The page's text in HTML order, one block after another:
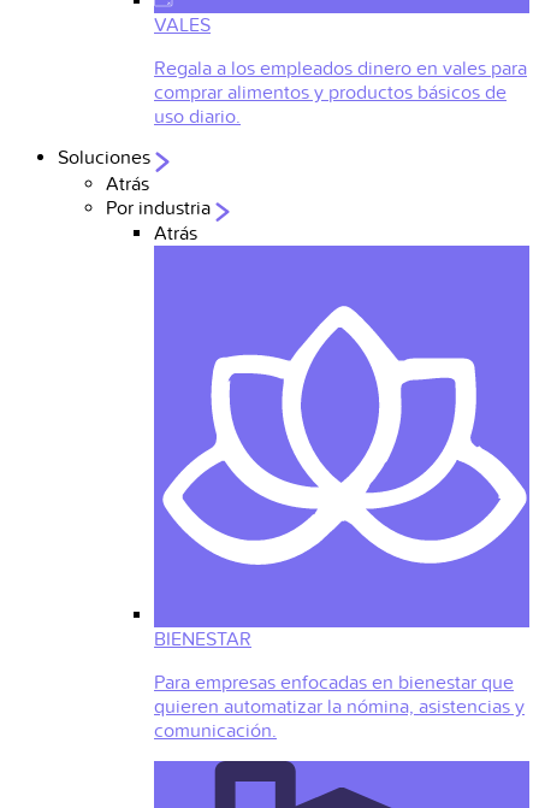
VALES
Regala a los empleados dinero en vales para
comprar alimentos y productos básicos de
uso diario.
Soluciones
Atrás
Por industria
Atrás
BIENESTAR
Para empresas enfocadas en bienestar que
quieren automatizar la nómina, asistencias y
comunicación.